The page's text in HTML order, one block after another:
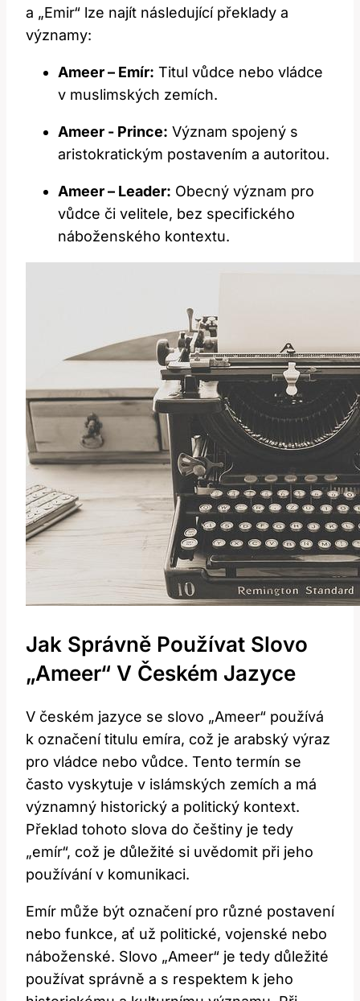
a „Emir“ lze⁢ najít ​následující překlady a
významy:
Ameer – ​Emír: Titul vůdce ‍nebo vládce‌
v muslimských zemích.
Ameer ‌- Prince: Význam⁣ spojený ⁤s
aristokratickým‌ postavením a autoritou.
Ameer – Leader: Obecný význam pro
vůdce či velitele, bez ⁢specifického
náboženského ⁣kontextu.
Jak⁣ Správně ​používat Slovo
„Ameer“​ V Českém Jazyce
V českém jazyce se slovo „Ameer“⁢ používá
k‌ označení titulu​ emíra,‍ což je arabský výraz
pro vládce ⁣nebo vůdce. Tento termín​ se⁤
často vyskytuje v islámských ⁢zemích a má
významný ‌historický a politický kontext.
Překlad tohoto slova⁢ do češtiny je tedy
„emír“,⁣ což⁤ je ‍důležité si uvědomit při⁣ jeho
používání v komunikaci.
Emír ‍může být označení pro různé postavení
nebo funkce, ‌ať ​už ⁢politické, vojenské nebo
náboženské. Slovo „Ameer“ je tedy důležité
používat správně a s respektem k ⁤jeho